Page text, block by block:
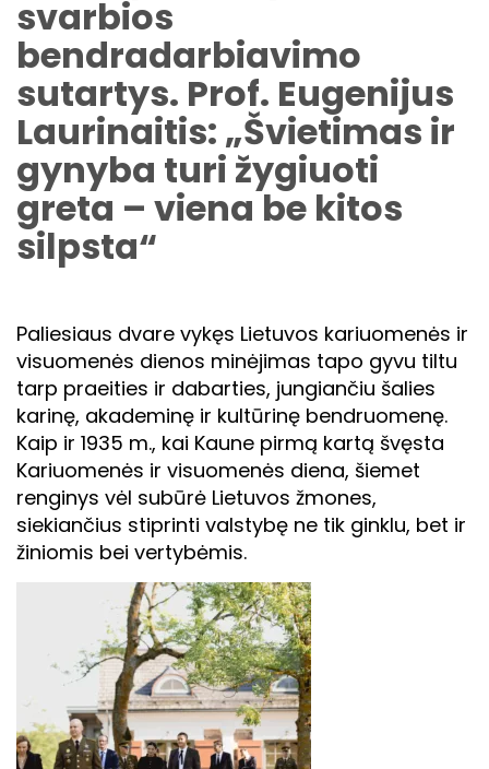
svarbios
bendradarbiavimo
sutartys. Prof. Eugenijus
Laurinaitis: „Švietimas ir
gynyba turi žygiuoti
greta – viena be kitos
silpsta“
Paliesiaus dvare vykęs Lietuvos kariuomenės ir
visuomenės dienos minėjimas tapo gyvu tiltu
tarp praeities ir dabarties, jungiančiu šalies
karinę, akademinę ir kultūrinę bendruomenę.
Kaip ir 1935 m., kai Kaune pirmą kartą švęsta
Kariuomenės ir visuomenės diena, šiemet
renginys vėl subūrė Lietuvos žmones,
siekiančius stiprinti valstybę ne tik ginklu, bet ir
žiniomis bei vertybėmis.